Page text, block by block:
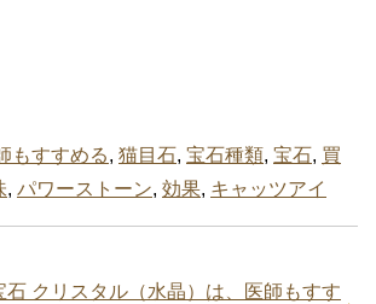
もすすめる, 猫目石, 宝石種類, 宝石, 買
, パワーストーン, 効果, キャッツアイ
石 クリスタル（水晶）は、医師もすす